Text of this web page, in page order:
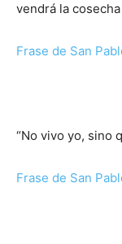
vendrá la
Frase de San
“No vivo yo, sino
Frase de San